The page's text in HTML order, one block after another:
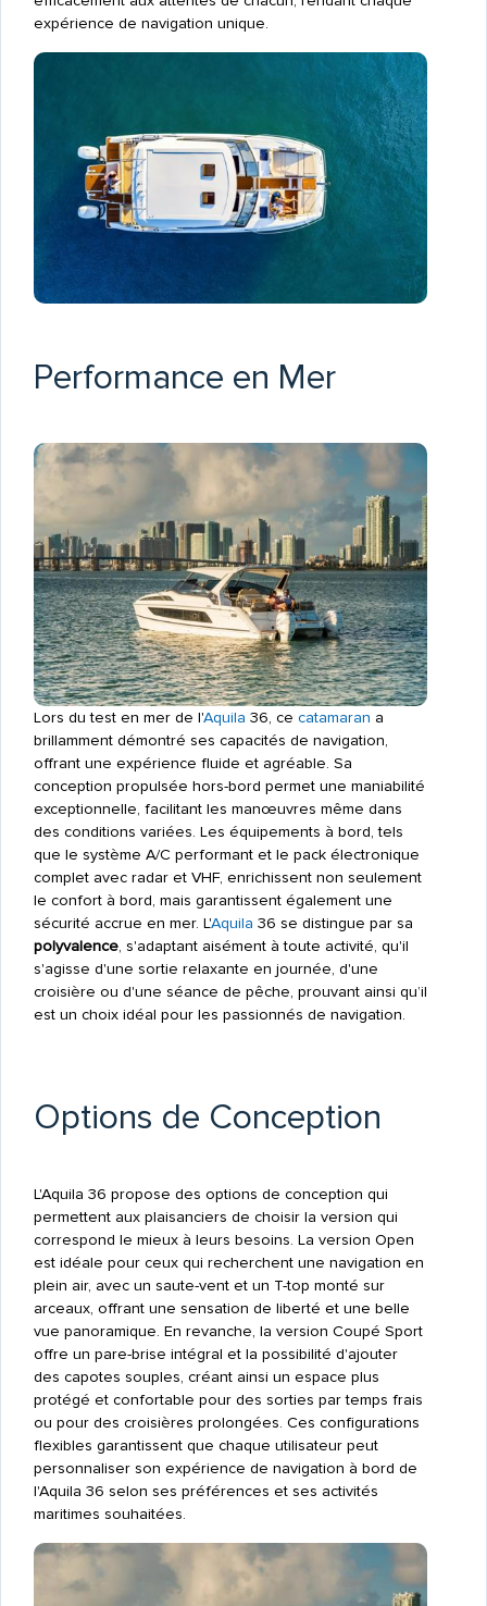
expérience de navigation unique.
Performance en Mer
Lors du test en mer de l'Aquila 36, ce catamaran a
brillamment démontré ses capacités de navigation,
offrant une expérience fluide et agréable. Sa
conception propulsée hors-bord permet une maniabilité
exceptionnelle, facilitant les manœuvres même dans
des conditions variées. Les équipements à bord, tels
que le système A/C performant et le pack électronique
complet avec radar et VHF, enrichissent non seulement
le confort à bord, mais garantissent également une
sécurité accrue en mer. L'Aquila 36 se distingue par sa
polyvalence, s'adaptant aisément à toute activité, qu'il
s'agisse d'une sortie relaxante en journée, d'une
croisière ou d'une séance de pêche, prouvant ainsi qu’il
est un choix idéal pour les passionnés de navigation.
Options de Conception
L'Aquila 36 propose des options de conception qui
permettent aux plaisanciers de choisir la version qui
correspond le mieux à leurs besoins. La version Open
est idéale pour ceux qui recherchent une navigation en
plein air, avec un saute-vent et un T-top monté sur
arceaux, offrant une sensation de liberté et une belle
vue panoramique. En revanche, la version Coupé Sport
offre un pare-brise intégral et la possibilité d'ajouter
des capotes souples, créant ainsi un espace plus
protégé et confortable pour des sorties par temps frais
ou pour des croisières prolongées. Ces configurations
flexibles garantissent que chaque utilisateur peut
personnaliser son expérience de navigation à bord de
l'Aquila 36 selon ses préférences et ses activités
maritimes souhaitées.